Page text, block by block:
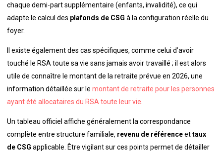
chaque demi-part supplémentaire (enfants, invalidité), ce qui
adapte le calcul des plafonds de CSG à la configuration réelle du
foyer.
Il existe également des cas spécifiques, comme celui d’avoir
touché le RSA toute sa vie sans jamais avoir travaillé ; il est alors
utile de connaître le montant de la retraite prévue en 2026, une
information détaillée sur le montant de retraite pour les personnes
ayant été allocataires du RSA toute leur vie
Un tableau officiel affiche généralement la correspondance
complète entre structure familiale, revenu de référenceettaux
de CSG applicable. Être vigilant sur ces points permet de détailler